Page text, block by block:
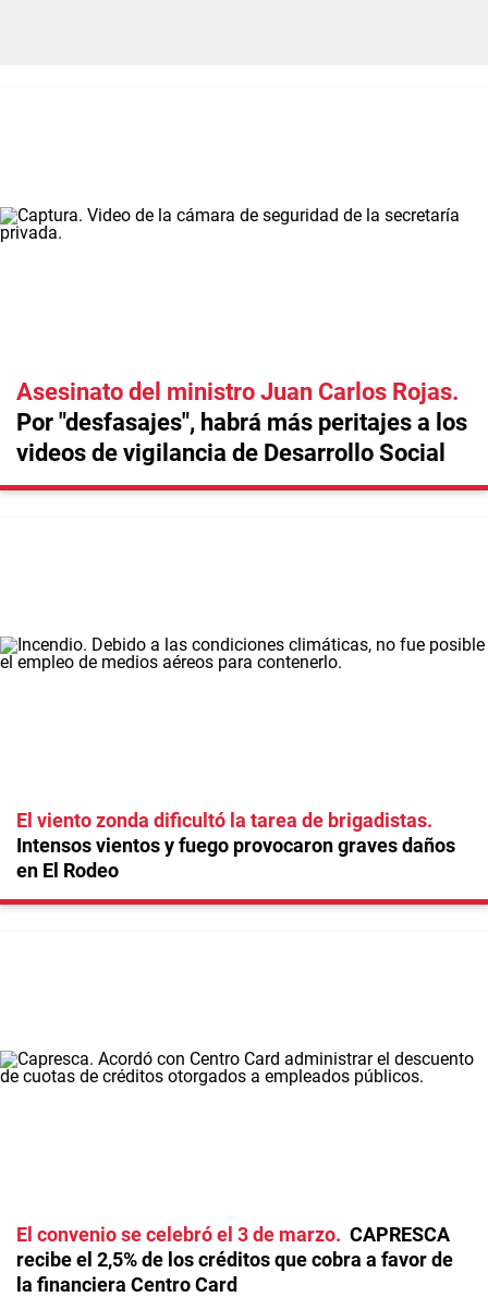
Asesinato del ministro Juan Carlos Rojas
Por "desfasajes", habrá más peritajes a los
videos de vigilancia de Desarrollo Social
El viento zonda dificultó la tarea de brigadistas
Intensos vientos y fuego provocaron graves daños
en El Rodeo
El convenio se celebró el 3 de marzo
CAPRESCA
recibe el 2,5% de los créditos que cobra a favor de
la financiera Centro Card